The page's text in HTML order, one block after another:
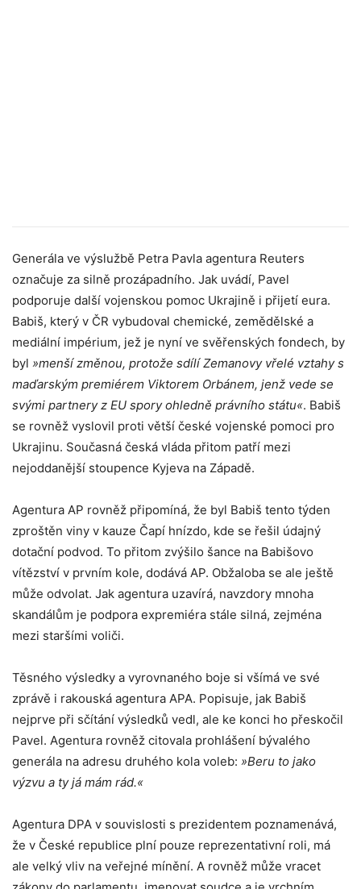
Generála ve výslužbě Petra Pavla agentura Reuters
označuje za silně prozápadního. Jak uvádí, Pavel
podporuje další vojenskou pomoc Ukrajině i přijetí eura.
Babiš, který v ČR vybudoval chemické, zemědělské a
mediální impérium, jež je nyní ve svěřenských fondech, by
byl »menší změnou, protože sdílí Zemanovy vřelé vztahy s
maďarským premiérem Viktorem Orbánem, jenž vede se
svými partnery z EU spory ohledně právního státu«. Babiš
se rovněž vyslovil proti větší české vojenské pomoci pro
Ukrajinu. Současná česká vláda přitom patří mezi
nejoddanější stoupence Kyjeva na Západě.
Agentura AP rovněž připomíná, že byl Babiš tento týden
zproštěn viny v kauze Čapí hnízdo, kde se řešil údajný
dotační podvod. To přitom zvýšilo šance na Babišovo
vítězství v prvním kole, dodává AP. Obžaloba se ale ještě
může odvolat. Jak agentura uzavírá, navzdory mnoha
skandálům je podpora expremiéra stále silná, zejména
mezi staršími voliči.
Těsného výsledky a vyrovnaného boje si všímá ve své
zprávě i rakouská agentura APA. Popisuje, jak Babiš
nejprve při sčítání výsledků vedl, ale ke konci ho přeskočil
Pavel. Agentura rovněž citovala prohlášení bývalého
generála na adresu druhého kola voleb: »Beru to jako
výzvu a ty já mám rád.«
Agentura DPA v souvislosti s prezidentem poznamenává,
že v České republice plní pouze reprezentativní roli, má
ale velký vliv na veřejné mínění. A rovněž může vracet